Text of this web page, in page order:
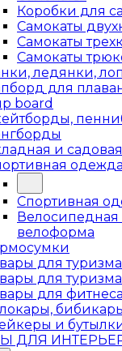
Коробки для
Самокаты
Самокаты
Самокаты
ледянки,
для
board
и
одежда
Спортивная
велоформа
для туризма
для туризма
для фитнеса
и
ДЛЯ